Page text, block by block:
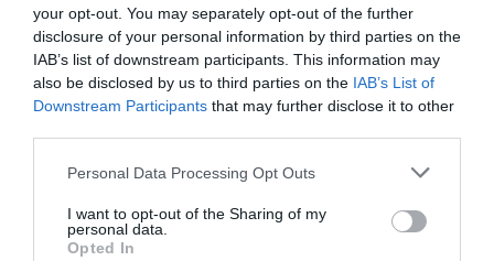
your opt-out. You may separately opt-out of the further
disclosure of your personal information by third parties on the
IAB’s list of downstream participants. This information may
also be disclosed by us to third parties on the IAB’s List of
Downstream Participants that may further disclose it to other
Personal Data Processing Opt Outs
I want to opt-out of the Sharing of my
personal data.
Opted In
La plataforma de datos monitoriza más de 34.000
contratos de patrocinio, de los que 25.000
corresponden al mercado español y más de 8.000 a
propiedades deportivas y competiciones internacionales,
segmentados por competición, tipología de activos,
marcas, categorías de producto y valor económico
aproximado de cada acuerdo. Si quieres más
intelligence@2playbook.com.
Añadir2Playbook
como fuente preferida de Google
de forma gratuita